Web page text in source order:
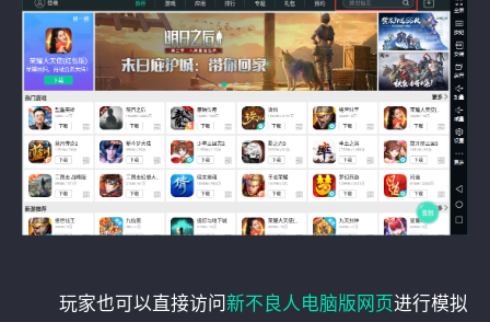
玩家也可以直接访问新不良人电脑版网页进行模拟